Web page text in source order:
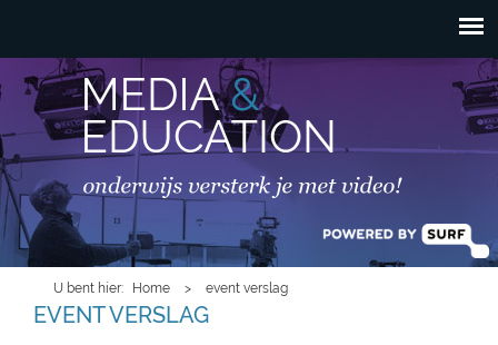
Overslaan en naar de
inhoud gaan
HOOFDMENU
U bent hier Home > event verslag
EVENT VERSLAG